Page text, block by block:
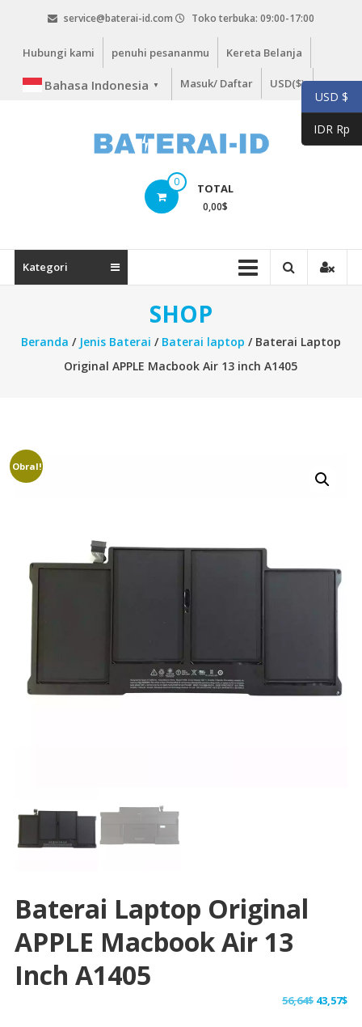
service@baterai-id.com Toko terbuka: 09:00-17:00
Hubungi kami penuhi pesananmu Kereta Belanja
Bahasa Indonesia ▼ Masuk/ Daftar USD($)
id.com
0 TOTAL
0,00$
Kategori
SHOP
Beranda / Jenis Baterai / Baterai laptop / Baterai Laptop
Original APPLE Macbook Air 13 inch A1405
Obral!
Baterai Laptop Original
APPLE Macbook Air 13
Inch A1405
56,64$ Harga
43,57$
USD $
IDR Rp